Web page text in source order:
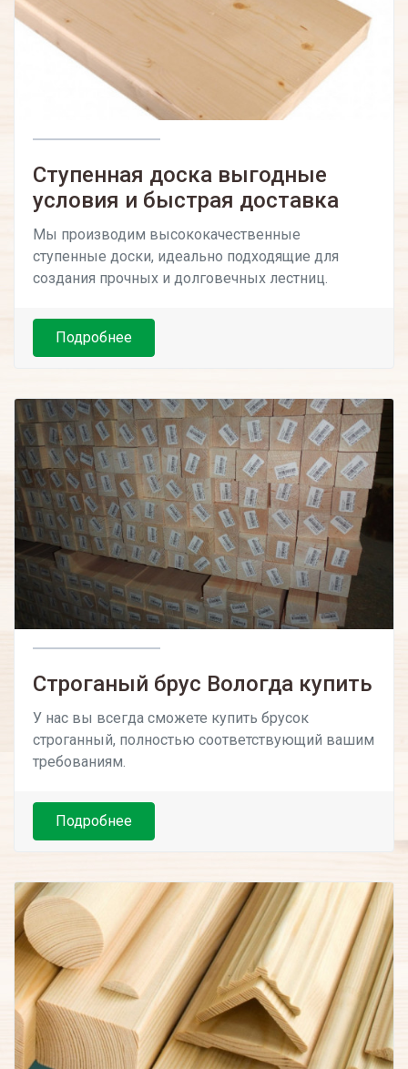
Ступенная доска выгодные
условия и быстрая доставка
Мы производим высококачественные
ступенные доски, идеально подходящие для
создания прочных и долговечных лестниц.
Подробнее
Строганый брус Вологда купить
У нас вы всегда сможете купить брусок
строганный, полностью соответствующий вашим
требованиям.
Подробнее